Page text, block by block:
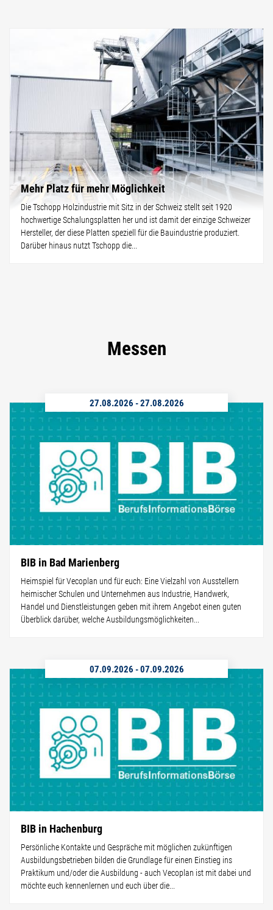
Mehr Platz für mehr Möglichkeit
Die Tschopp Holzindustrie mit Sitz in der Schweiz stellt seit 1920
hochwertige Schalungsplatten her und ist damit der einzige Schweizer
Hersteller, der diese Platten speziell für die Bauindustrie produziert.
Darüber hinaus nutzt Tschopp die...
Messen
27.08.2026 -27.08.2026
BIB in Bad Marienberg
Heimspiel für Vecoplan und für euch: Eine Vielzahl von Ausstellern
heimischer Schulen und Unternehmen aus Industrie, Handwerk,
Handel und Dienstleistungen geben mit ihrem Angebot einen guten
Überblick darüber, welche Ausbildungsmöglichkeiten...
07.09.2026 -07.09.2026
BIB in Hachenburg
Persönliche Kontakte und Gespräche mit möglichen zukünftigen
Ausbildungsbetrieben bilden die Grundlage für einen Einstieg ins
Praktikum und/oder die Ausbildung - auch Vecoplan ist mit dabei und
möchte euch kennenlernen und euch über die...